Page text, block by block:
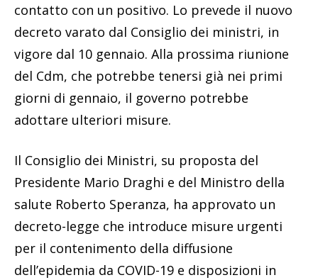
contatto con un positivo. Lo prevede il nuovo
decreto varato dal Consiglio dei ministri, in
vigore dal 10 gennaio. Alla prossima riunione
del Cdm, che potrebbe tenersi già nei primi
giorni di gennaio, il governo potrebbe
adottare ulteriori misure.
Il Consiglio dei Ministri, su proposta del
Presidente Mario Draghi e del Ministro della
salute Roberto Speranza, ha approvato un
decreto-legge che introduce misure urgenti
per il contenimento della diffusione
dell’epidemia da COVID-19 e disposizioni in